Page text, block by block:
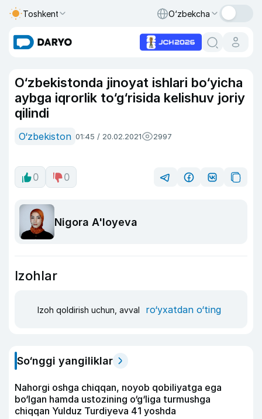
Toshkent O‘zbekcha
O‘zbekistonda jinoyat ishlari bo‘yicha
aybga iqrorlik to‘g‘risida kelishuv joriy
qilindi
O‘zbekiston 01:45 / 20.02.2021 2997
0 0
Nigora A'loyeva
Izohlar
Izoh qoldirish uchun, avval ro‘yxatdan o‘ting
So‘nggi yangiliklar
Nahorgi oshga chiqqan, noyob qobiliyatga ega
bo‘lgan hamda ustozining o‘g‘liga turmushga
chiqqan Yulduz Turdiyeva 41 yoshda